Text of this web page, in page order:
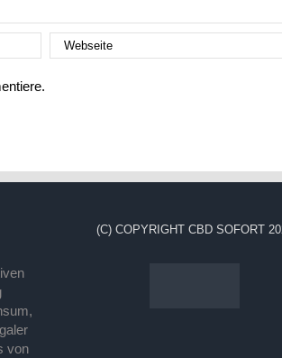
von
(C) COPYRIGHT CBD SOFORT